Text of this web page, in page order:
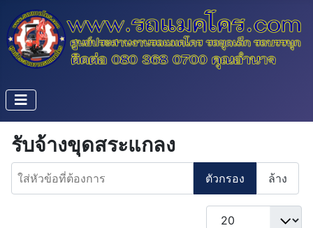
รับจ้างขุดสระแกลง
ใส่หัวข้อที่ต้องการ
ตัวกรอง ล้าง
แสดง #